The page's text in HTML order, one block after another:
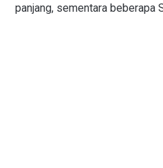
panjang, sementara beberapa